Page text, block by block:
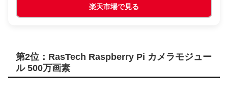
楽天市場で見る
第2位：RasTech Raspberry Pi カメラモジュー
ル 500万画素